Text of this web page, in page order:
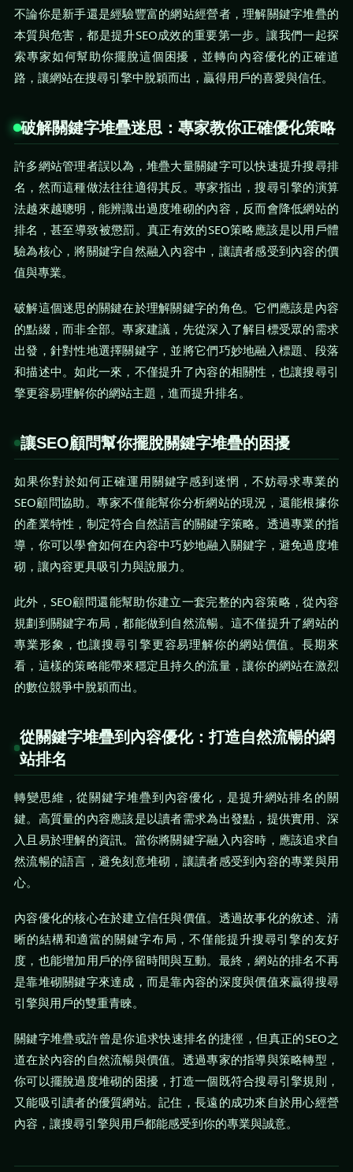
不論你是新手還是經驗豐富的網站經營者，理解關鍵字堆疊的
本質與危害，都是提升SEO成效的重要第一步。讓我們一起探
索專家如何幫助你擺脫這個困擾，並轉向內容優化的正確道
路，讓網站在搜尋引擎中脫穎而出，贏得用戶的喜愛與信任。
破解關鍵字堆疊迷思：專家教你正確優化策略
許多網站管理者誤以為，堆疊大量關鍵字可以快速提升搜尋排
名，然而這種做法往往適得其反。專家指出，搜尋引擎的演算
法越來越聰明，能辨識出過度堆砌的內容，反而會降低網站的
排名，甚至導致被懲罰。真正有效的SEO策略應該是以用戶體
驗為核心，將關鍵字自然融入內容中，讓讀者感受到內容的價
值與專業。
破解這個迷思的關鍵在於理解關鍵字的角色。它們應該是內容
的點綴，而非全部。專家建議，先從深入了解目標受眾的需求
出發，針對性地選擇關鍵字，並將它們巧妙地融入標題、段落
和描述中。如此一來，不僅提升了內容的相關性，也讓搜尋引
擎更容易理解你的網站主題，進而提升排名。
讓SEO顧問幫你擺脫關鍵字堆疊的困擾
如果你對於如何正確運用關鍵字感到迷惘，不妨尋求專業的
SEO顧問協助。專家不僅能幫你分析網站的現況，還能根據你
的產業特性，制定符合自然語言的關鍵字策略。透過專業的指
導，你可以學會如何在內容中巧妙地融入關鍵字，避免過度堆
砌，讓內容更具吸引力與說服力。
此外，SEO顧問還能幫助你建立一套完整的內容策略，從內容
規劃到關鍵字布局，都能做到自然流暢。這不僅提升了網站的
專業形象，也讓搜尋引擎更容易理解你的網站價值。長期來
看，這樣的策略能帶來穩定且持久的流量，讓你的網站在激烈
的數位競爭中脫穎而出。
從關鍵字堆疊到內容優化：打造自然流暢的網
站排名
轉變思維，從關鍵字堆疊到內容優化，是提升網站排名的關
鍵。高質量的內容應該是以讀者需求為出發點，提供實用、深
入且易於理解的資訊。當你將關鍵字融入內容時，應該追求自
然流暢的語言，避免刻意堆砌，讓讀者感受到內容的專業與用
心。
內容優化的核心在於建立信任與價值。透過故事化的敘述、清
晰的結構和適當的關鍵字布局，不僅能提升搜尋引擎的友好
度，也能增加用戶的停留時間與互動。最終，網站的排名不再
是靠堆砌關鍵字來達成，而是靠內容的深度與價值來贏得搜尋
引擎與用戶的雙重青睞。
關鍵字堆疊或許曾是你追求快速排名的捷徑，但真正的SEO之
道在於內容的自然流暢與價值。透過專家的指導與策略轉型，
你可以擺脫過度堆砌的困擾，打造一個既符合搜尋引擎規則，
又能吸引讀者的優質網站。記住，長遠的成功來自於用心經營
內容，讓搜尋引擎與用戶都能感受到你的專業與誠意。